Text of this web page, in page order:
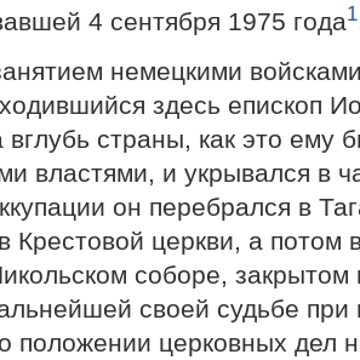
4 сентября 1975 года1
немецкими
здесь епископ
вглубь страны, как это ему
властями, и укрывался в
он перебрался в
Крестовой церкви, а
соборе,
своей судьбе при
положении церковных дел